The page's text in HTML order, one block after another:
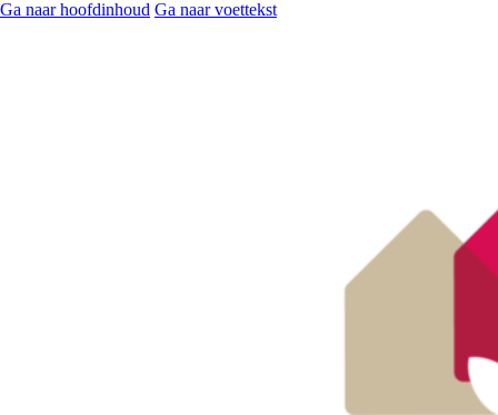
Ga naar hoofdinhoud Ga naar voettekst